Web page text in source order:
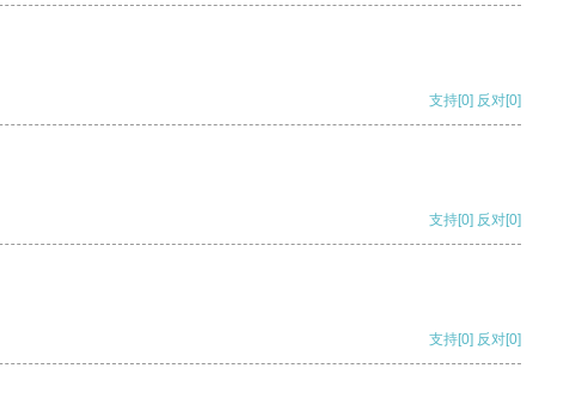
支持[0] 反对[0]
支持[0] 反对[0]
支持[0] 反对[0]